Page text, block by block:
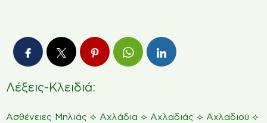
Λέξεις-Κλειδιά:
Ασθένειες Μηλιάς ⟡ Αχλάδια ⟡ Αχλαδιάς ⟡ Αχλαδιού ⟡